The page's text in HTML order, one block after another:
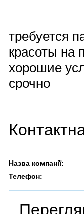
требуется
красоты на
хорошие
срочно
Назва компанії:
Телефон: